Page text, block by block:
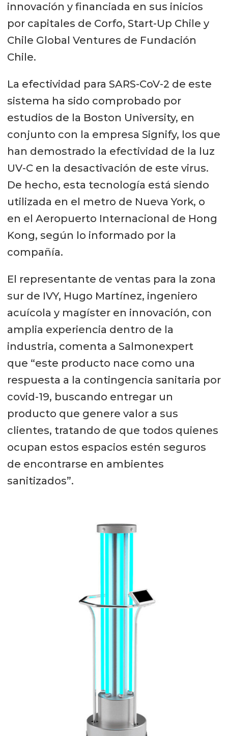
innovación y financiada en sus inicios
por capitales de Corfo, Start-Up Chile y
Chile Global Ventures de Fundación
Chile.
La efectividad para SARS-CoV-2 de este
sistema ha sido comprobado por
estudios de la Boston University, en
conjunto con la empresa Signify, los que
han demostrado la efectividad de la luz
UV-C en la desactivación de este virus.
De hecho, esta tecnología está siendo
utilizada en el metro de Nueva York, o
en el Aeropuerto Internacional de Hong
Kong, según lo informado por la
compañía.
El representante de ventas para la zona
sur de IVY, Hugo Martínez, ingeniero
acuícola y magíster en innovación, con
amplia experiencia dentro de la
industria, comenta a Salmonexpert
que “este producto nace como una
respuesta a la contingencia sanitaria por
covid-19, buscando entregar un
producto que genere valor a sus
clientes, tratando de que todos quienes
ocupan estos espacios estén seguros
de encontrarse en ambientes
sanitizados”.